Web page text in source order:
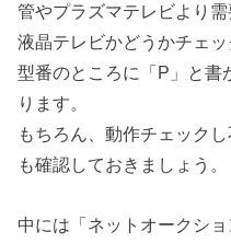
管やプラズマテレビより需
液晶テレビかどうかチェ
型番のところに「P」と書
ります。
もちろん、動作チェック
も確認しておきましょう。
中には「ネットオークシ